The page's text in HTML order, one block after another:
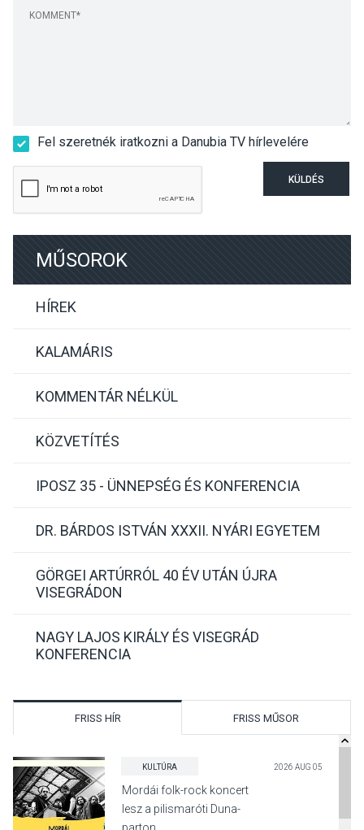
Fel szeretnék iratkozni a Danubia TV hírlevelére
KÜLDÉS
MŰSOROK
HÍREK
KALAMÁRIS
KOMMENTÁR NÉLKÜL
KÖZVETÍTÉS
IPOSZ 35 - ÜNNEPSÉG ÉS KONFERENCIA
DR. BÁRDOS ISTVÁN XXXII. NYÁRI EGYETEM
GÖRGEI ARTÚRRÓL 40 ÉV UTÁN ÚJRA
VISEGRÁDON
NAGY LAJOS KIRÁLY ÉS VISEGRÁD
KONFERENCIA
FRISS HÍR FRISS MŰSOR
KULTÚRA 2026 AUG 05
Mordái folk-rock koncert
lesz a pilismaróti Duna-